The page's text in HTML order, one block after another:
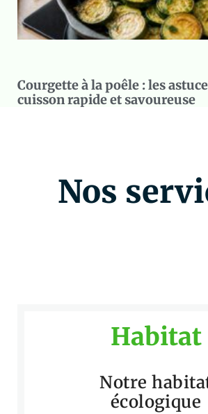
Courgette à la poêle : les
cuisson rapide et savoureuse
Nos
Habitat
Notre
écologique